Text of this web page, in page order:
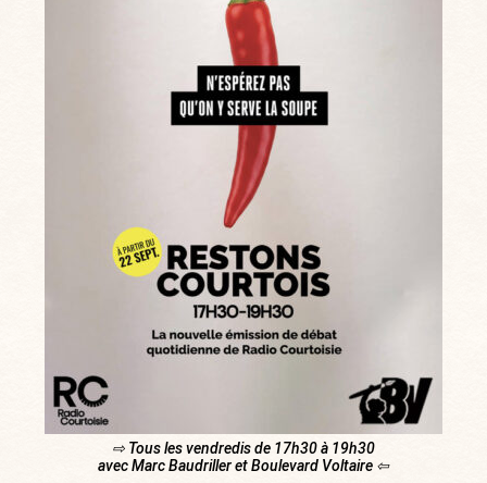
⇨ Tous les vendredis de 17h30 à 19h30
avec Marc Baudriller et Boulevard Voltaire ⇦